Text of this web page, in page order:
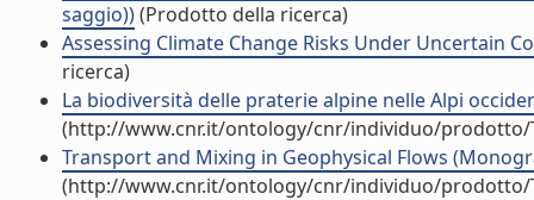
saggio))(Prodotto della ricerca)
Assessing Climate Change Risks Under Uncertain
ricerca)
La biodiversità delle praterie alpine nelle Alpi
(http://www.cnr.it/ontology/cnr/individuo/prodotto/
Transport and Mixing in Geophysical Flows
(http://www.cnr.it/ontology/cnr/individuo/prodotto/